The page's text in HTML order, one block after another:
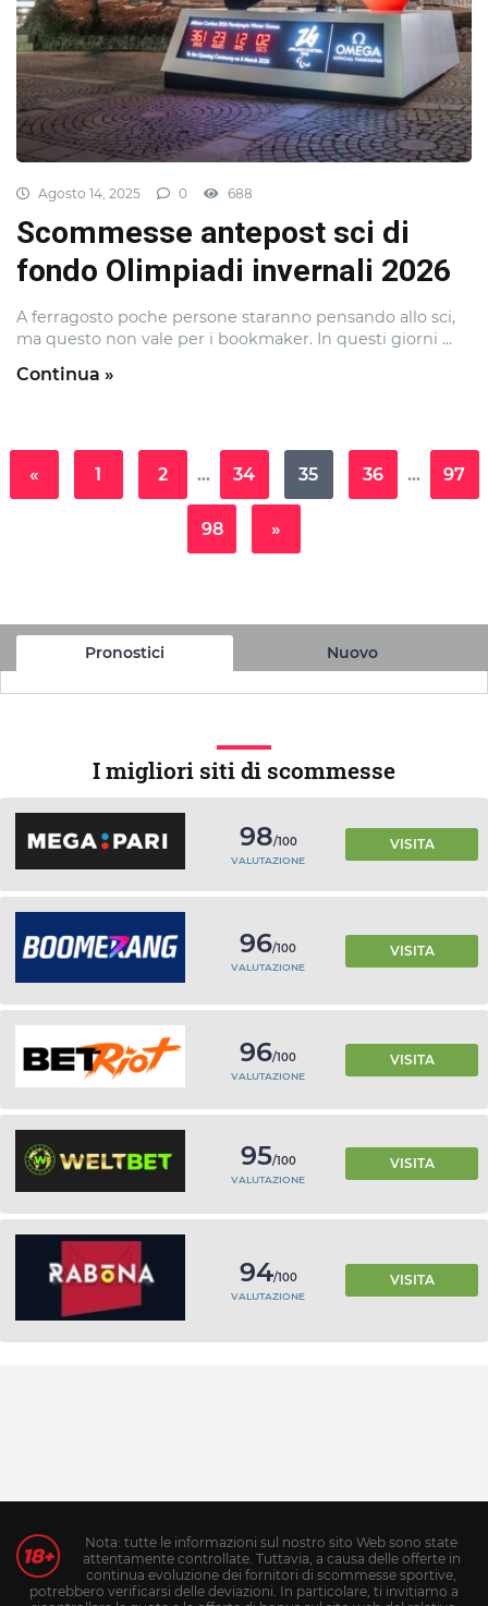
Agosto 14, 2025 0 688
Scommesse antepost sci di
fondo Olimpiadi invernali 2026
A ferragosto poche persone staranno pensando allo sci,
ma questo non vale per i bookmaker. In questi giorni ...
Continua »
« 1 2 … 34 35 36 … 97
98 »
Pronostici Nuovo
I migliori siti di scommesse
98/100
VALUTAZIONE
VISITA
96/100
VALUTAZIONE
VISITA
96/100
VALUTAZIONE
VISITA
95/100
VALUTAZIONE
VISITA
94/100
VALUTAZIONE
VISITA
Nota: tutte le informazioni sul nostro sito Web sono state
attentamente controllate. Tuttavia, a causa delle offerte in
continua evoluzione dei fornitori di scommesse sportive,
potrebbero verificarsi delle deviazioni. In particolare, ti invitiamo a